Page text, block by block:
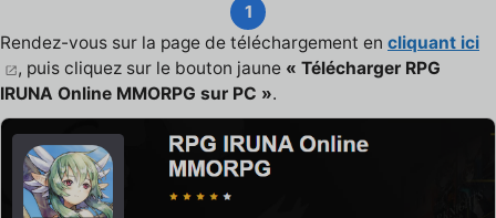
1
Rendez-vous sur la page de téléchargement en cliquant ici
, puis cliquez sur le bouton jaune « Télécharger RPG
IRUNA Online MMORPG sur PC ».